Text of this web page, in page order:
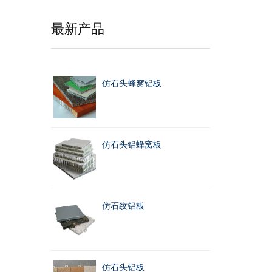
最新产品
仿石头蜂窝铝板
仿石头铝蜂窝板
仿石纹铝板
仿石头铝板